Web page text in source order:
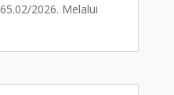
2026. Melalui